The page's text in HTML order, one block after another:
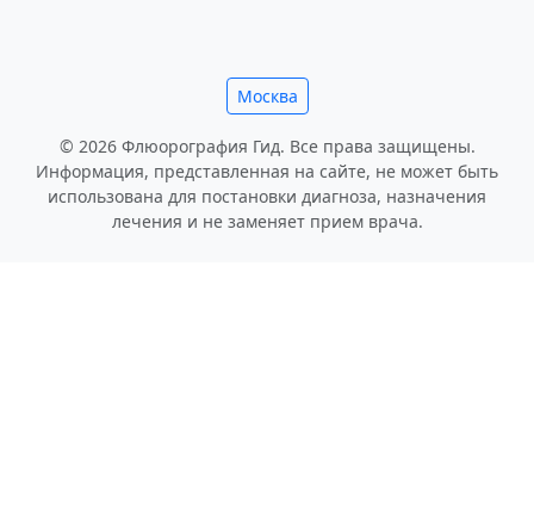
Москва
© 2026 Флюорография Гид. Все права защищены.
Информация, представленная на сайте, не может быть
использована для постановки диагноза, назначения
лечения и не заменяет прием врача.